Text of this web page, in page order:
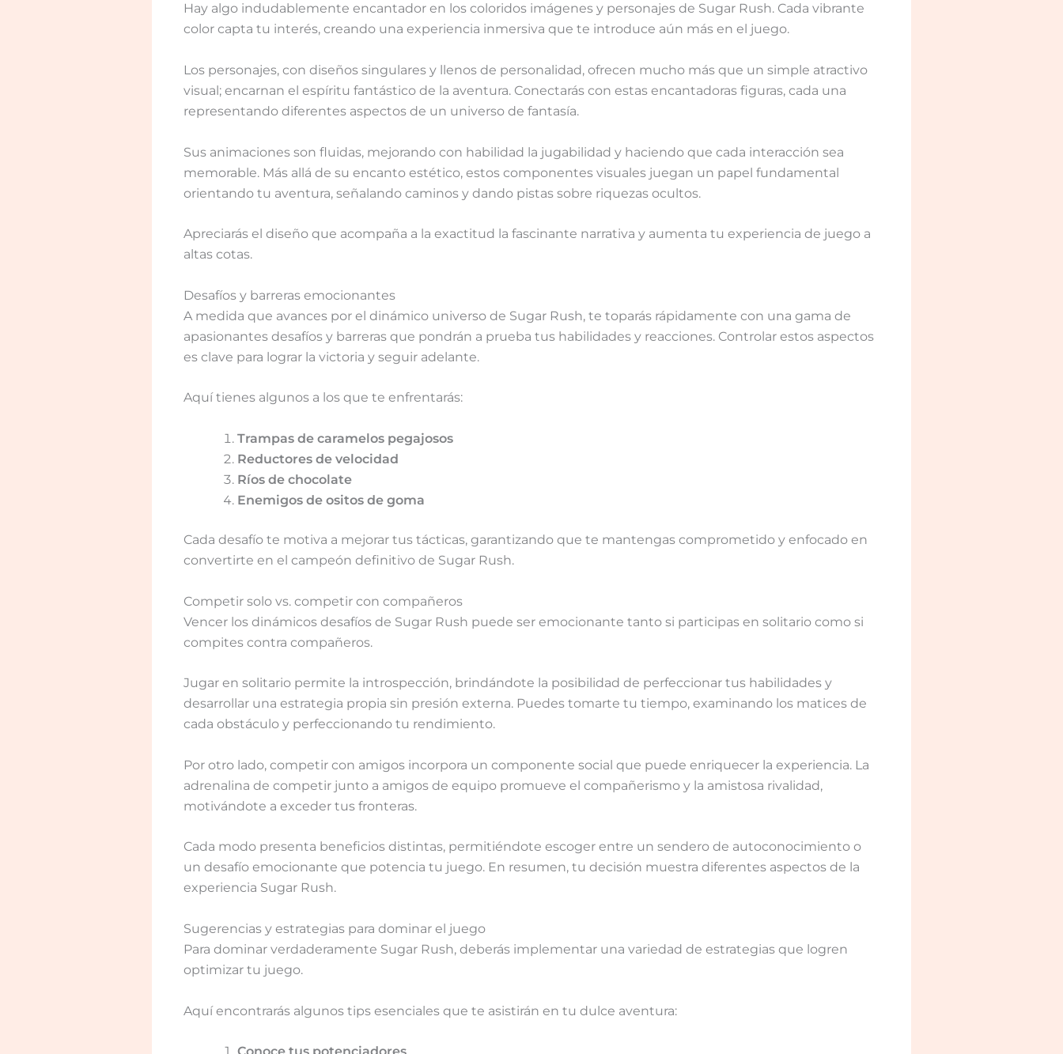
Hay algo indudablemente encantador en los coloridos imágenes y personajes de Sugar Rush. Cada vibrante
color capta tu interés, creando una experiencia inmersiva que te introduce aún más en el juego.
Los personajes, con diseños singulares y llenos de personalidad, ofrecen mucho más que un simple atractivo
visual; encarnan el espíritu fantástico de la aventura. Conectarás con estas encantadoras figuras, cada una
representando diferentes aspectos de un universo de fantasía.
Sus animaciones son fluidas, mejorando con habilidad la jugabilidad y haciendo que cada interacción sea
memorable. Más allá de su encanto estético, estos componentes visuales juegan un papel fundamental
orientando tu aventura, señalando caminos y dando pistas sobre riquezas ocultos.
Apreciarás el diseño que acompaña a la exactitud la fascinante narrativa y aumenta tu experiencia de juego a
altas cotas.
Desafíos y barreras emocionantes
A medida que avances por el dinámico universo de Sugar Rush, te toparás rápidamente con una gama de
apasionantes desafíos y barreras que pondrán a prueba tus habilidades y reacciones. Controlar estos aspectos
es clave para lograr la victoria y seguir adelante.
Aquí tienes algunos a los que te enfrentarás:
Trampas de caramelos pegajosos
Reductores de velocidad
Ríos de chocolate
Enemigos de ositos de goma
Cada desafío te motiva a mejorar tus tácticas, garantizando que te mantengas comprometido y enfocado en
convertirte en el campeón definitivo de Sugar Rush.
Competir solo vs. competir con compañeros
Vencer los dinámicos desafíos de Sugar Rush puede ser emocionante tanto si participas en solitario como si
compites contra compañeros.
Jugar en solitario permite la introspección, brindándote la posibilidad de perfeccionar tus habilidades y
desarrollar una estrategia propia sin presión externa. Puedes tomarte tu tiempo, examinando los matices de
cada obstáculo y perfeccionando tu rendimiento.
Por otro lado, competir con amigos incorpora un componente social que puede enriquecer la experiencia. La
adrenalina de competir junto a amigos de equipo promueve el compañerismo y la amistosa rivalidad,
motivándote a exceder tus fronteras.
Cada modo presenta beneficios distintas, permitiéndote escoger entre un sendero de autoconocimiento o
un desafío emocionante que potencia tu juego. En resumen, tu decisión muestra diferentes aspectos de la
experiencia Sugar Rush.
Sugerencias y estrategias para dominar el juego
Para dominar verdaderamente Sugar Rush, deberás implementar una variedad de estrategias que logren
optimizar tu juego.
Aquí encontrarás algunos tips esenciales que te asistirán en tu dulce aventura: